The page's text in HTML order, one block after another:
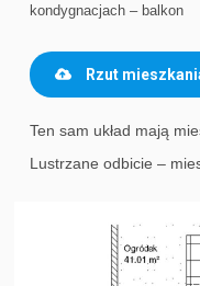
kondygnacjach – balkon
Rzut
Ten sam układ mają
Lustrzane odbicie –